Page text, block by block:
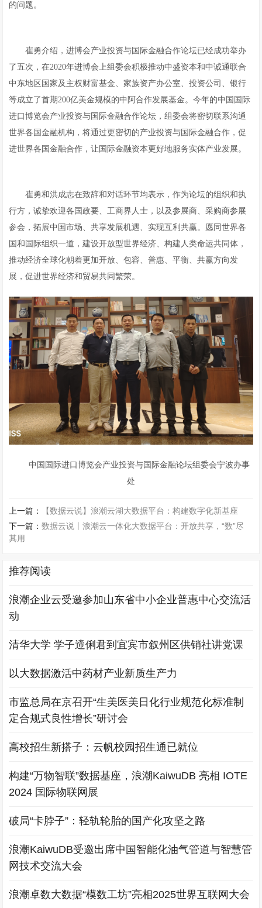
的问题。
崔勇介绍，进博会产业投资与国际金融合作论坛已经成功举办
了五次，在2020年进博会上组委会积极推动中盛资本和中诚通联合
中东地区国家及主权财富基金、家族资产办公室、投资公司、银行
等成立了首期200亿美金规模的中阿合作发展基金。今年的中国国际
进口博览会产业投资与国际金融合作论坛，组委会将密切联系沟通
世界各国金融机构，将通过更密切的产业投资与国际金融合作，促
进世界各国金融合作，让国际金融资本更好地服务实体产业发展。
崔勇和洪成志在致辞和对话环节均表示，作为论坛的组织和执
行方，诚挚欢迎各国政要、工商界人士，以及参展商、采购商参展
参会，拓展中国市场、共享发展机遇、实现互利共赢。愿同世界各
国和国际组织一道，建设开放型世界经济、构建人类命运共同体，
推动经济全球化朝着更加开放、包容、普惠、平衡、共赢方向发
展，促进世界经济和贸易共同繁荣。
中国国际进口博览会产业投资与国际金融论坛组委会宁波办事
处
上一篇：
【数据云说】浪潮云湖大数据平台：构建数字化新基座
下一篇：数据云说丨浪潮云一体化大数据平台：开放共享，“数”尽
其用
推荐阅读
浪潮企业云受邀参加山东省中小企业普惠中心交流活
动
清华大学 学子遆俐君到宜宾市叙州区供销社讲党课
以大数据激活中药材产业新质生产力
市监总局在京召开“生美医美日化行业规范化标准制
定合规式良性增长”研讨会
高校招生新搭子：云帆校园招生通已就位
构建“万物智联”数据基座，浪潮KaiwuDB 亮相 IOTE
2024 国际物联网展
破局“卡脖子”：轻轨轮胎的国产化攻坚之路
浪潮KaiwuDB受邀出席中国智能化油气管道与智慧管
网技术交流大会
浪潮卓数大数据“模数工坊”亮相2025世界互联网大会